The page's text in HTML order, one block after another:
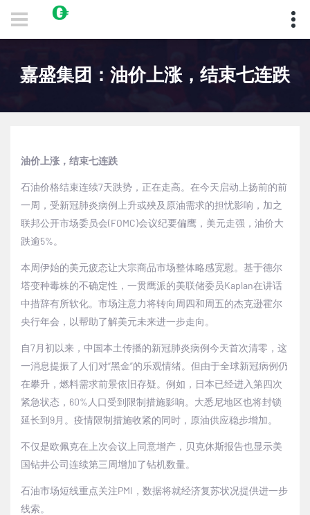
嘉盛集团：油价上涨，结束七连跌
油价上涨，结束七连跌
石油价格结束连续7天跌势，正在走高。在今天启动上扬前的前
一周，受新冠肺炎病例上升或殃及原油需求的担忧影响，加之
联邦公开市场委员会(FOMC)会议纪要偏鹰，美元走强，油价大
跌逾5%。
本周伊始的美元疲态让大宗商品市场整体略感宽慰。基于德尔
塔变种毒株的不确定性，一贯鹰派的美联储委员Kaplan在讲话
中措辞有所软化。市场注意力将转向周四和周五的杰克逊霍尔
央行年会，以帮助了解美元未来进一步走向。
自7月初以来，中国本土传播的新冠肺炎病例今天首次清零，这
一消息提振了人们对“黑金”的乐观情绪。但由于全球新冠病例仍
在攀升，燃料需求前景依旧存疑。例如，日本已经进入第四次
紧急状态，60%人口受到限制措施影响。大悉尼地区也将封锁
延长到9月。疫情限制措施收紧的同时，原油供应稳步增加。
不仅是欧佩克在上次会议上同意增产，贝克休斯报告也显示美
国钻井公司连续第三周增加了钻机数量。
石油市场短线重点关注PMI，数据将就经济复苏状况提供进一步
线索。